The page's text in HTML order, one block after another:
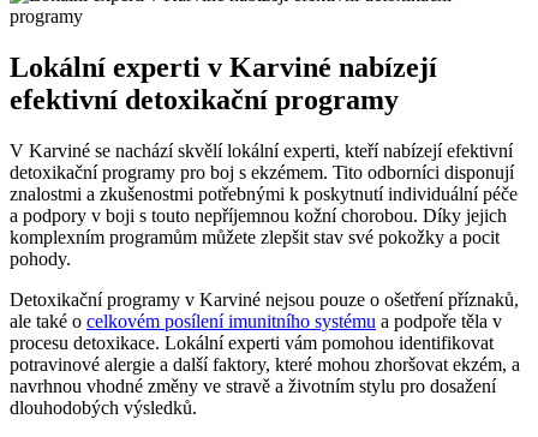
Lokální experti v Karviné nabízejí
efektivní detoxikační programy
V Karviné se nachází skvělí lokální experti, kteří nabízejí efektivní
detoxikační programy pro boj s ekzémem. Tito odborníci disponují
znalostmi a zkušenostmi potřebnými k poskytnutí individuální péče
a podpory v boji s touto nepříjemnou kožní chorobou. Díky jejich
komplexním programům můžete zlepšit stav své pokožky a pocit
pohody.
Detoxikační programy v Karviné nejsou pouze o ošetření příznaků,
ale také o celkovém posílení imunitního systému a podpoře těla v
procesu detoxikace. Lokální experti vám pomohou identifikovat
potravinové alergie a další faktory, které mohou zhoršovat ekzém, a
navrhnou vhodné změny ve stravě a životním stylu pro dosažení
dlouhodobých výsledků.